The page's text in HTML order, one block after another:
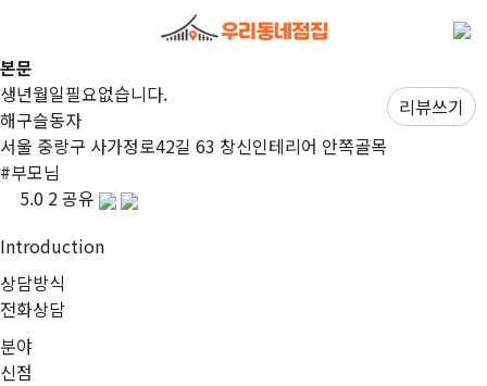
본문
생년월일필요없습니다.
해구슬동자
서울 중랑구 사가정로42길 63 창신인테리어 안쪽골목
#부모님
5.0 2공유
Introduction
상담방식
전화상담
분야
신점
리뷰쓰기